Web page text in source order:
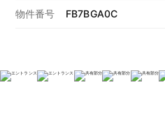
物件番号 FB7BGA0C